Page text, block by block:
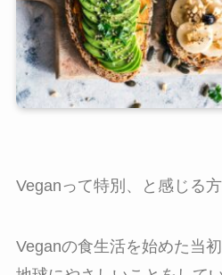
Veganって特別、と感じる
Veganの食生活を始めた当